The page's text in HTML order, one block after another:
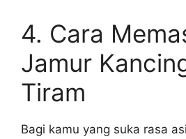
4. Cara
Jamur
Tiram
Bagi kamu yang suka rasa